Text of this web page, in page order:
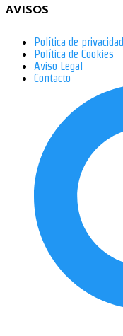
AVISOS
Política de privacidad
Política de Cookies
Aviso Legal
Contacto